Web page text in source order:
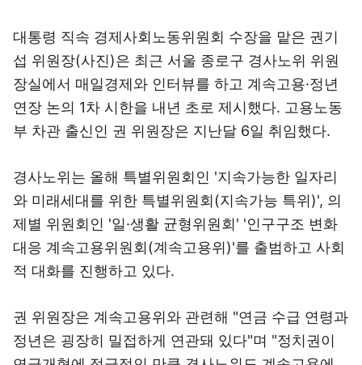
대통령 직속 경제사회노동위원회 수장을 맡은 권기
섭 위원장(사진)은 최근 서울 종로구 경사노위 위원
장실에서 매일경제와 인터뷰를 하고 계속고용·정년
연장 논의 1차 시한을 내년 초로 제시했다. 고용노동
부 차관 출신인 권 위원장은 지난달 6일 취임했다.
경사노위는 올해 특별위원회인 '지속가능한 일자리
와 미래세대를 위한 특별위원회(지속가능 특위)', 의
제별 위원회인 '일·생활 균형위원회' '인구구조 변화
대응 계속고용위원회(계속고용위)'를 출범하고 사회
적 대화를 진행하고 있다.
권 위원장은 계속고용위와 관련해 "연금 수급 연령과
정년은 굉장히 밀접하게 연관돼 있다"며 "정치권이